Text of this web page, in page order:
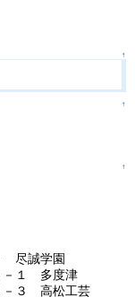
↑
↑
↑
尽誠学園
－１ 多度津
－３ 高松工芸